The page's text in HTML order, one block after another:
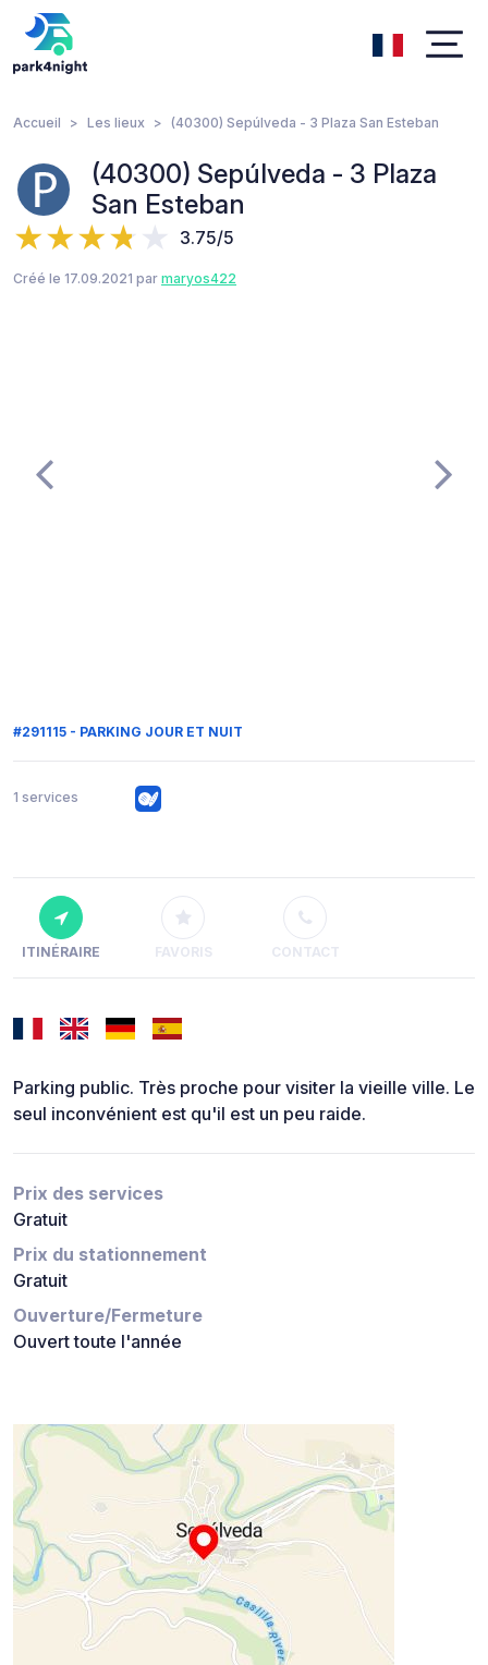
Accueil Les lieux (40300) Sepúlveda - 3 Plaza San Esteban
(40300) Sepúlveda - 3 Plaza
San Esteban
3.75/5
Créé le 17.09.2021 par maryos422
#291115 - PARKING JOUR ET NUIT
1 services
ITINÉRAIRE FAVORIS CONTACT
Parking public. Très proche pour visiter la vieille ville. Le
seul inconvénient est qu'il est un peu raide.
Prix des services
Gratuit
Prix du stationnement
Gratuit
Ouverture/Fermeture
Ouvert toute l'année